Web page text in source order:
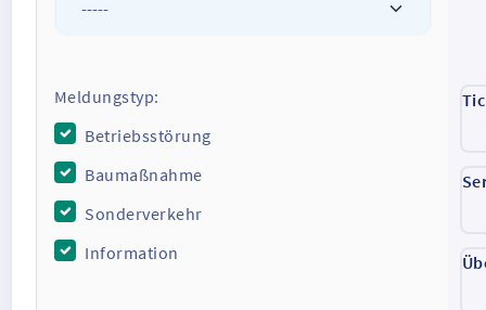
Meldungstyp:
Betriebsstörung
Baumaßnahme
Sonderverkehr
Information